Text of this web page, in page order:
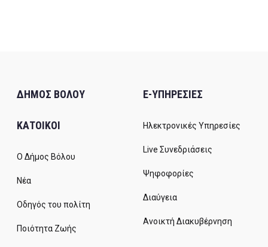
ΔΗΜΟΣ ΒΟΛΟΥ
ΚΑΤΟΙΚΟΙ
Ο Δήμος Βόλου
Νέα
Οδηγός του πολίτη
Ποιότητα Ζωής
E-ΥΠΗΡΕΣΙΕΣ
Ηλεκτρονικές Υπηρεσίες
Live Συνεδριάσεις
Ψηφοφορίες
Διαύγεια
Ανοικτή Διακυβέρνηση